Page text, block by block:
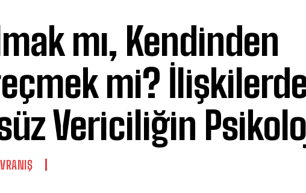
mı, Kendinden
mi?
Vericiliğin